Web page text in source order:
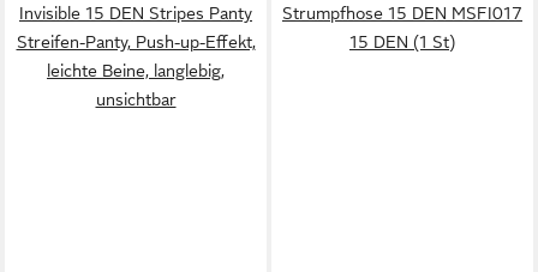
Invisible 15 DEN Stripes Panty
Streifen-Panty, Push-up-Effekt,
leichte Beine, langlebig,
unsichtbar
Strumpfhose 15 DEN MSFI017
15 DEN (1 St)